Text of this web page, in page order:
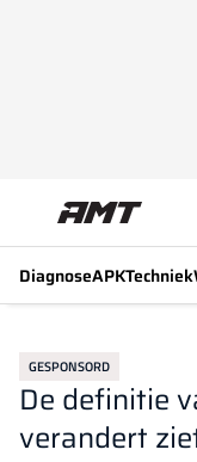
DiagnoseAPKTechniek
GESPONSORD
De definitie
verandert